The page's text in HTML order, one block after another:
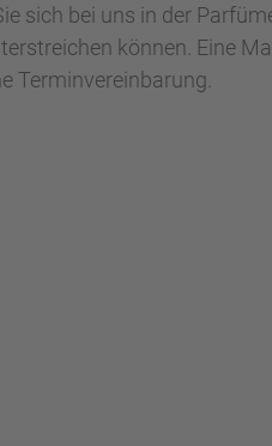
sich bei uns in der
können. Eine
Terminvereinbarung.